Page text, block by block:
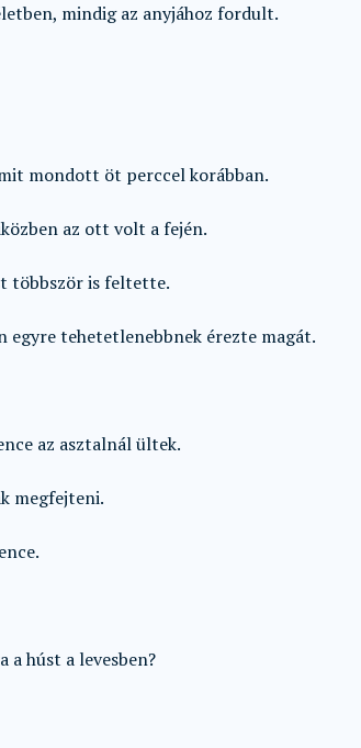
mindig az anyjához fordult.
mondott öt perccel korábban.
az ott volt a fején.
többször is feltette.
egyre tehetetlenebbnek érezte magát.
az asztalnál ültek.
megfejteni.
a húst a levesben?